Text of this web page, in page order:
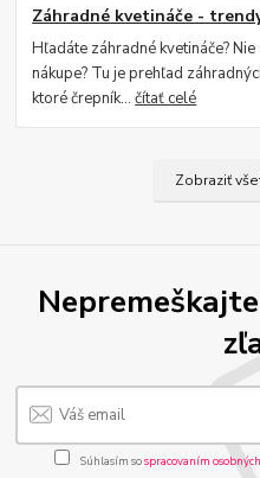
Záhradné kvetináče -
Hľadáte záhradné kvetináče?
nákupe? Tu je prehľad
ktoré črepník...čítať celé
Zobraziť
Súhlasím sospracovaním